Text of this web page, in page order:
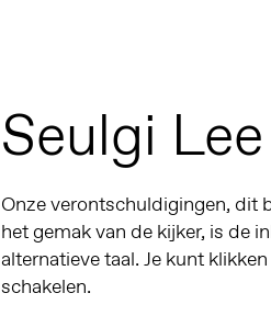
Seulgi Lee
Onze verontschuldigingen, dit
het gemak van de kijker, is de
alternatieve taal. Je kunt
schakelen.